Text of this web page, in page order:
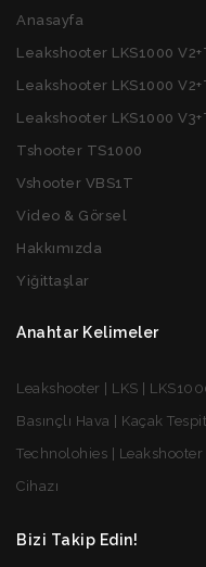
Anasayfa
Leakshooter LKS1000
Leakshooter LKS1000
Leakshooter LKS1000
Tshooter TS1000
Vshooter VBS1T
Video & Görsel
Hakkımızda
Yiğittaşlar
Anahtar Kelimeler
Leakshooter | LKS |
Basınçlı Hava | Kaçak
Technolohies | Leakshooter
Cihazı
Bizi Takip Edin!